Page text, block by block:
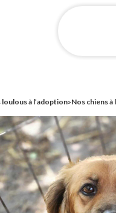
loulous à l’adoption»Nos chiens à